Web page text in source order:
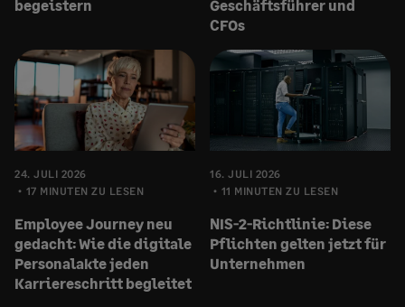
begeistern
Geschäftsführer und
CFOs
24. JULI 2026
17 MINUTEN ZU LESEN
Employee Journey neu
gedacht: Wie die digitale
Personalakte jeden
Karriereschritt begleitet
16. JULI 2026
11 MINUTEN ZU LESEN
NIS-2-Richtlinie: Diese
Pflichten gelten jetzt für
Unternehmen